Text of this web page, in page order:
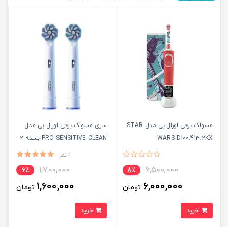
مسواک برقی اورال-بی مدل STAR
WARS D100.413.2KX
6,500,000 8٪
6,000,000 تومان
سری مسواک برقی اورال بی مدل
PRO SENSITIVE CLEAN بسته 2
1 نفر
1,700,000 6٪
1,600,000 تومان
خرید